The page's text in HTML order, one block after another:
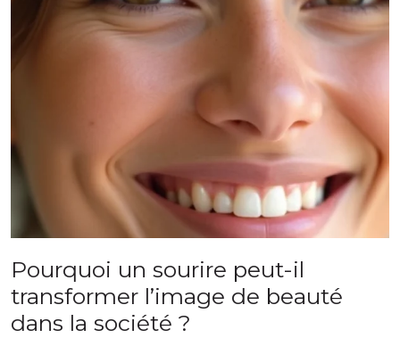
Pourquoi un sourire peut-il
transformer l’image de beauté
dans la société ?